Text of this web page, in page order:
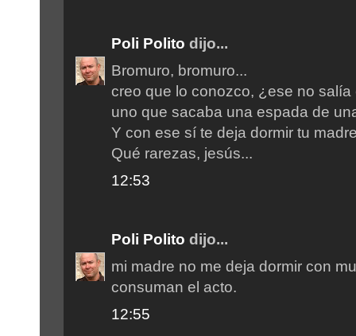
Poli Polito dijo...
Bromuro, bromuro...
creo que lo conozco, ¿ese no salía
uno que sacaba una espada de
Y con ese sí te deja dormir tu
Qué rarezas, jesús...
12:53
Poli Polito dijo...
mi madre no me deja dormir con
consuman el acto.
12:55